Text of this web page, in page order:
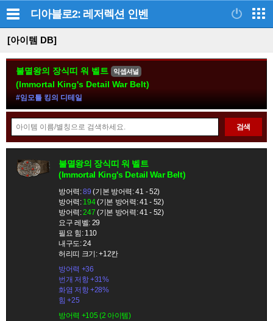
디아블로2: 레저렉션 인벤
[아이템 DB]
불멸왕의 장식띠 워 벨트 익셉셔널
(Immortal King's Detail War Belt)
#임모틀 킹의 디테일
아
이
템
검색
불멸왕의 장식띠 워 벨트
(Immortal King's Detail War Belt)
방어력:89 (기본 방어력: 41 - 52)
방어력: 194(기본 방어력: 41 - 52)
방어력:247 (기본 방어력: 41 - 52)
요구 레벨: 29
필요 힘: 110
내구도: 24
허리띠 크기: +12칸
방어력 +36
번개 저항 +31%
화염 저항 +28%
힘 +25
방어력 +105 (2 아이템)